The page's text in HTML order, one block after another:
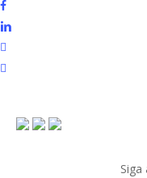
Siga